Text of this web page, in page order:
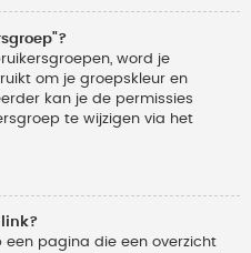
word je
om je groepskleur en
kan je de permissies
te wijzigen via het
een pagina die een overzicht